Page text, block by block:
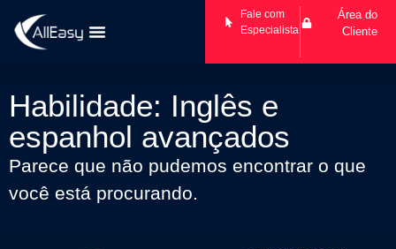
Fale com
Especialista
Área do
Cliente
Habilidade: Inglês e
espanhol avançados
Parece que não pudemos encontrar o que
você está procurando.